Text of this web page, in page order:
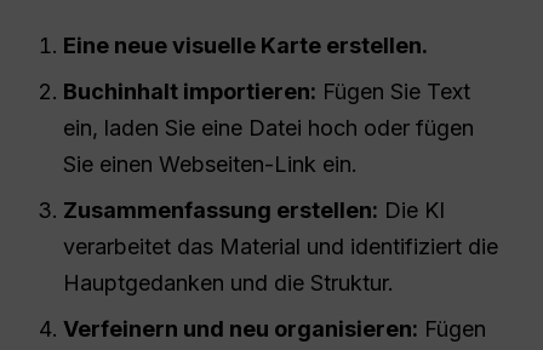
Eine neue visuelle Karte erstellen.
Buchinhalt importieren: Fügen Sie Text
ein, laden Sie eine Datei hoch oder fügen
Sie einen Webseiten-Link ein.
Zusammenfassung erstellen: Die KI
verarbeitet das Material und identifiziert die
Hauptgedanken und die Struktur.
Verfeinern und neu organisieren: Fügen